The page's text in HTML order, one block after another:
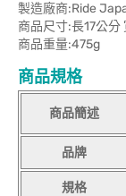
製造廠商:Ride
商品尺寸:長17公分
商品重量:475g
商品規格
商品簡述
品牌
規格